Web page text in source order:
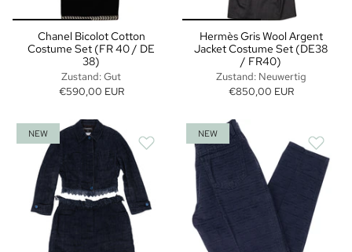
Chanel Bicolot Cotton
Costume Set (FR 40 / DE
38)
Zustand: Gut
€590,00 EUR
Hermès Gris Wool Argent
Jacket Costume Set (DE38
/ FR40)
Zustand: Neuwertig
€850,00 EUR
NEW NEW